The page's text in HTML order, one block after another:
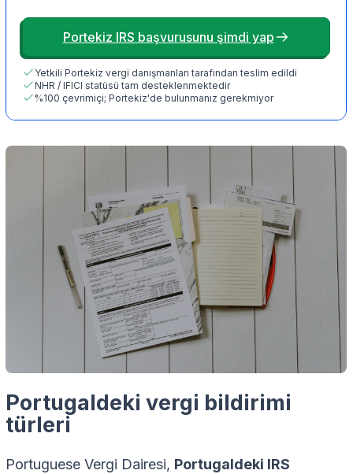
Portekiz IRS başvurusunu şimdi yap
Yetkili Portekiz vergi danışmanları tarafından teslim edildi
NHR / IFICI statüsü tam desteklenmektedir
%100 çevrimiçi; Portekiz'de bulunmanız gerekmiyor
Portugaldeki vergi bildirimi
türleri
Portuguese Vergi Dairesi, Portugaldeki IRS